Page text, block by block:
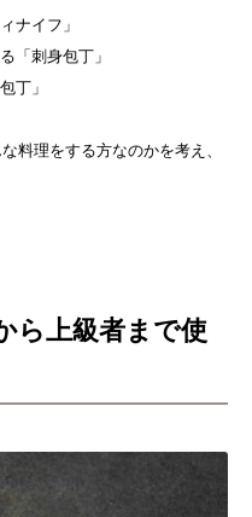
ナイフ」
「刺身包丁」
丁」
料理をする方なのかを考え、
ら上級者まで使